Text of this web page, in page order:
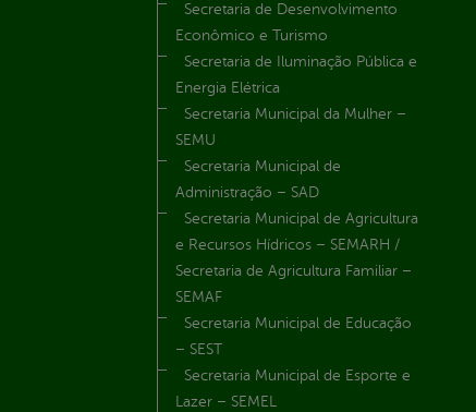
Secretaria de Desenvolvimento
Econômico e Turismo
Secretaria de Iluminação Pública e
Energia Elétrica
Secretaria Municipal da Mulher –
SEMU
Secretaria Municipal de
Administração – SAD
Secretaria Municipal de Agricultura
e Recursos Hídricos – SEMARH /
Secretaria de Agricultura Familiar –
SEMAF
Secretaria Municipal de Educação
– SEST
Secretaria Municipal de Esporte e
Lazer – SEMEL